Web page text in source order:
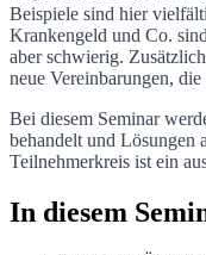
Beispiele sind hier
Krankengeld und Co.
aber schwierig.
neue Vereinbarungen,
Bei diesem Seminar
behandelt und Lösungen
Teilnehmerkreis ist ein
In diesem